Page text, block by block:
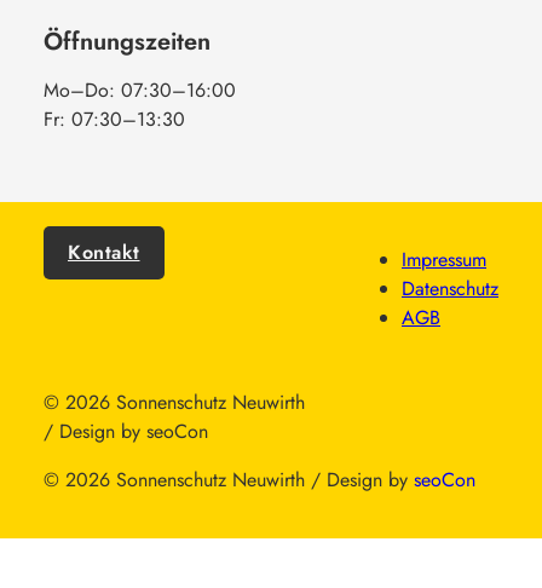
Öffnungszeiten
Mo–Do: 07:30–16:00
Fr: 07:30–13:30
© 2026 Sonnenschutz Neuwirth / Design by seoCon
© 2026 Sonnenschutz Neuwirth
/ Design by seoCon
Kontakt
Impressum
Datenschutz
AGB